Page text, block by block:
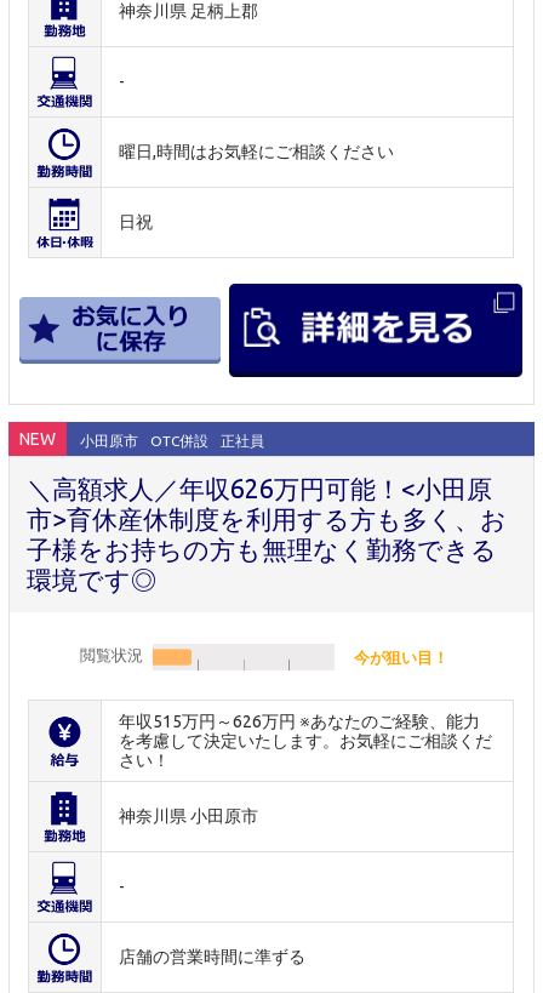
神奈川県 足柄上郡
-
曜日,時間はお気軽にご相談ください
日祝
NEW 小田原市 OTC併設 正社員
＼高額求人／年収626万円可能！<小田原
市>育休産休制度を利用する方も多く、お
子様をお持ちの方も無理なく勤務できる
環境です◎
閲覧状況 今が狙い目！
年収515万円～626万円 ※あなたのご経験、能力
を考慮して決定いたします。お気軽にご相談くだ
さい！
神奈川県 小田原市
-
店舗の営業時間に準ずる